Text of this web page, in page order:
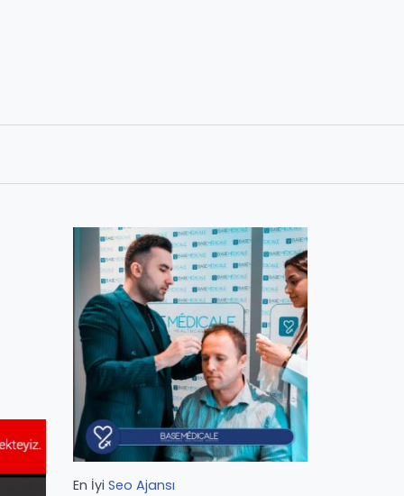
En İyi Seo Ajansı